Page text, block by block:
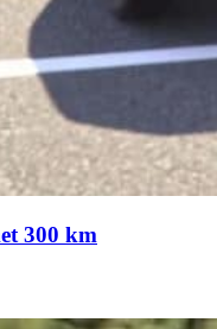
300 km